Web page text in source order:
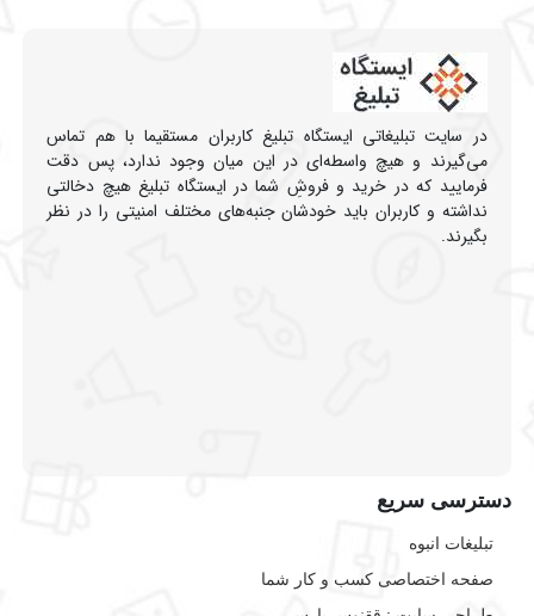
در سایت تبلیغاتی ایستگاه تبلیغ کاربران مستقیما با هم تماس
می‌گیرند و هیچ واسطه‌ای در این میان وجود ندارد، پس دقت
فرمایید که در خرید و فروشِ شما در ایستگاه تبلیغ هیچ دخالتی
نداشته و کاربران باید خودشان جنبه‌های مختلف امنیتی را در نظر
بگیرند.
دسترسی سریع
تبلیغات انبوه
صفحه اختصاصی کسب و کار شما